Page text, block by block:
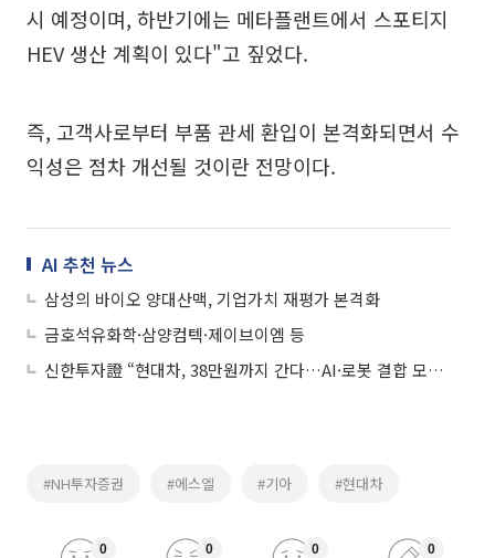
시 예정이며, 하반기에는 메타플랜트에서 스포티지
HEV 생산 계획이 있다"고 짚었다.
즉, 고객사로부터 부품 관세 환입이 본격화되면서 수
익성은 점차 개선될 것이란 전망이다.
AI 추천 뉴스
삼성의 바이오 양대산맥, 기업가치 재평가 본격화
금호석유화학·삼양컴텍·제이브이엠 등
신한투자證 “현대차, 38만원까지 간다…AI·로봇 결합 모빌리티 기업으로 진화”
#NH투자증권 #에스엘 #기아 #현대차
0 0 0 0